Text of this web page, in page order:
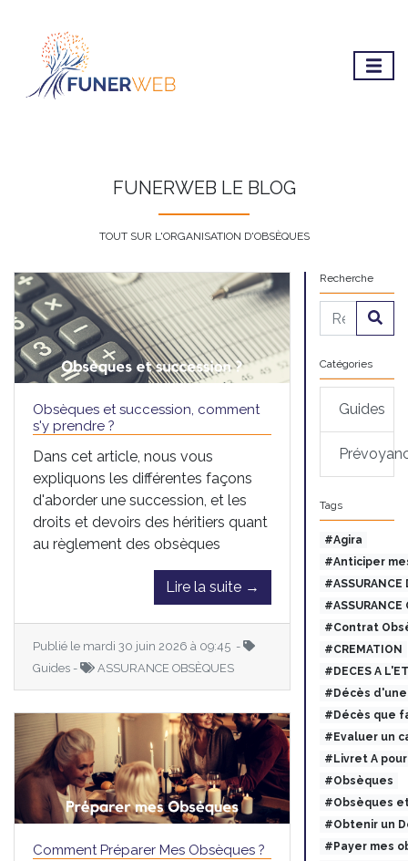
FUNERWEB LE BLOG
TOUT SUR L'ORGANISATION D'OBSÈQUES
Obsèques et succession, comment
s'y prendre ?
Dans cet article, nous vous
expliquons les différentes façons
d'aborder une succession, et les
droits et devoirs des héritiers quant
au règlement des obsèques
Lire la suite →
Publié le mardi 30 juin 2026 à 09:45 -
Guides -
ASSURANCE OBSÈQUES
Comment Préparer Mes Obsèques ?
Recherche
Catégories
Guides
Tags
#Agira
#Anticiper
#ASSURANCE
#ASSURANCE
#Contrat
#CREMATION
#DECES A
#Décès
#Décès que
#Evaluer un
#Livret A
#Obsèques
#Obsèques
#Obtenir un
#Payer mes